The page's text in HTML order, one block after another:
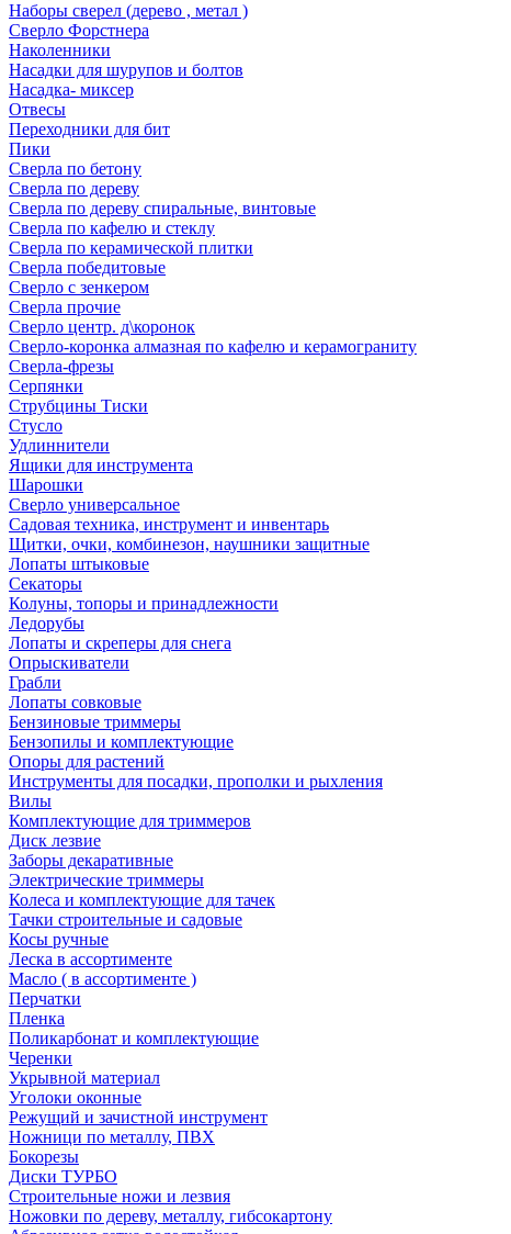
Наборы сверел (дерево , метал )
Сверло Форстнера
Наколенники
Насадки для шурупов и болтов
Насадка- миксер
Отвесы
Переходники для бит
Пики
Сверла по бетону
Сверла по дереву
Сверла по дереву спиральные, винтовые
Сверла по кафелю и стеклу
Сверла по керамической плитки
Сверла победитовые
Сверло с зенкером
Сверла прочие
Сверло центр. д\коронок
Сверло-коронка алмазная по кафелю и керамограниту
Сверла-фрезы
Серпянки
Струбцины Тиски
Стусло
Удлиннители
Ящики для инструмента
Шарошки
Сверло универсальное
Садовая техника, инструмент и инвентарь
Щитки, очки, комбинезон, наушники защитные
Лопаты штыковые
Секаторы
Колуны, топоры и принадлежности
Ледорубы
Лопаты и скреперы для снега
Опрыскиватели
Грабли
Лопаты совковые
Бензиновые триммеры
Бензопилы и комплектующие
Опоры для растений
Инструменты для посадки, прополки и рыхления
Вилы
Комплектующие для триммеров
Диск лезвие
Заборы декаративные
Электрические триммеры
Колеса и комплектующие для тачек
Тачки строительные и садовые
Косы ручные
Леска в ассортименте
Масло ( в ассортименте )
Перчатки
Пленка
Поликарбонат и комплектующие
Черенки
Укрывной материал
Уголоки оконные
Режущий и зачистной инструмент
Ножници по металлу, ПВХ
Бокорезы
Диски ТУРБО
Строительные ножи и лезвия
Ножовки по дереву, металлу, гибсокартону